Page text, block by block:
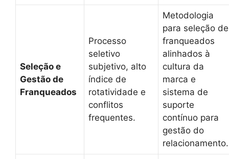
Seleção e
Gestão de
Franqueados
Processo
seletivo
subjetivo, alto
índice de
rotatividade e
conflitos
frequentes.
Metodologia
para seleção de
franqueados
alinhados à
cultura da
marca e
sistema de
suporte
contínuo para
gestão do
relacionamento.